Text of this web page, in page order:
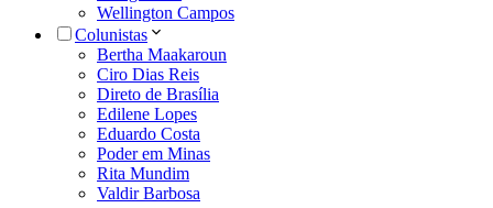
Wellington Campos
Colunistas
Bertha Maakaroun
Ciro Dias Reis
Direto de Brasília
Edilene Lopes
Eduardo Costa
Poder em Minas
Rita Mundim
Valdir Barbosa